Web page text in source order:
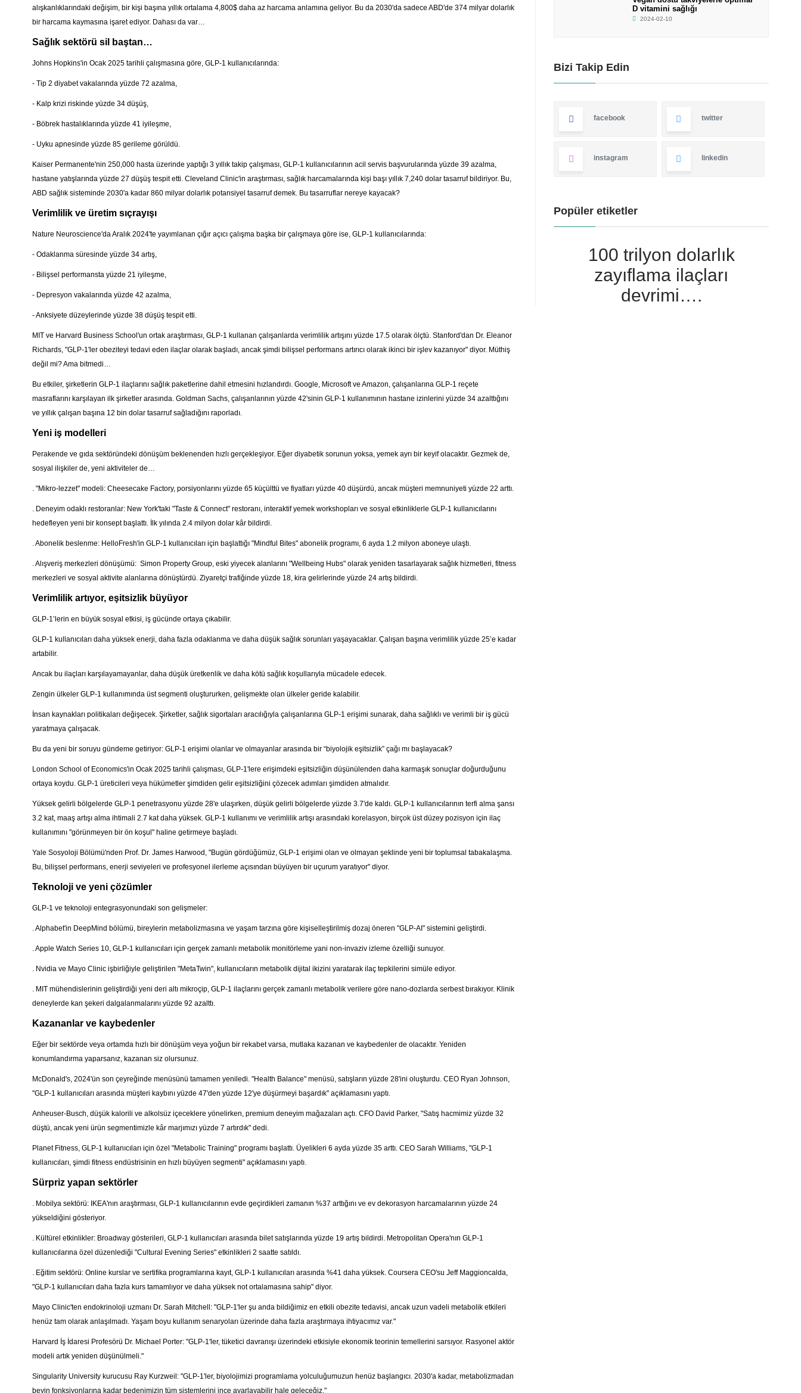
alışkanlıklarındaki değişim, bir kişi başına yıllık ortalama 4,800$ daha az harcama anlamına geliyor. Bu da 2030'da sadece ABD'de 374 milyar dolarlık
bir harcama kaymasına işaret ediyor. Dahası da var…
Sağlık sektörü sil baştan…
Johns Hopkins'in Ocak 2025 tarihli çalışmasına göre, GLP-1 kullanıcılarında:
- Tip 2 diyabet vakalarında yüzde 72 azalma,
- Kalp krizi riskinde yüzde 34 düşüş,
- Böbrek hastalıklarında yüzde 41 iyileşme,
- Uyku apnesinde yüzde 85 gerileme görüldü.
Kaiser Permanente'nin 250,000 hasta üzerinde yaptığı 3 yıllık takip çalışması, GLP-1 kullanıcılarının acil servis başvurularında yüzde 39 azalma,
hastane yatışlarında yüzde 27 düşüş tespit etti. Cleveland Clinic'in araştırması, sağlık harcamalarında kişi başı yıllık 7,240 dolar tasarruf bildiriyor. Bu,
ABD sağlık sisteminde 2030'a kadar 860 milyar dolarlık potansiyel tasarruf demek. Bu tasarruflar nereye kayacak?
Verimlilik ve üretim sıçrayışı
Nature Neuroscience'da Aralık 2024'te yayımlanan çığır açıcı çalışma başka bir çalışmaya göre ise, GLP-1 kullanıcılarında:
- Odaklanma süresinde yüzde 34 artış,
- Bilişsel performansta yüzde 21 iyileşme,
- Depresyon vakalarında yüzde 42 azalma,
- Anksiyete düzeylerinde yüzde 38 düşüş tespit etti.
MIT ve Harvard Business School'un ortak araştırması, GLP-1 kullanan çalışanlarda verimlilik artışını yüzde 17.5 olarak ölçtü. Stanford'dan Dr. Eleanor
Richards, "GLP-1'ler obeziteyi tedavi eden ilaçlar olarak başladı, ancak şimdi bilişsel performans artırıcı olarak ikinci bir işlev kazanıyor" diyor. Müthiş
değil mi? Ama bitmedi…
Bu etkiler, şirketlerin GLP-1 ilaçlarını sağlık paketlerine dahil etmesini hızlandırdı. Google, Microsoft ve Amazon, çalışanlarına GLP-1 reçete
masraflarını karşılayan ilk şirketler arasında. Goldman Sachs, çalışanlarının yüzde 42'sinin GLP-1 kullanımının hastane izinlerini yüzde 34 azalttığını
ve yıllık çalışan başına 12 bin dolar tasarruf sağladığını raporladı.
Yeni iş modelleri
Perakende ve gıda sektöründeki dönüşüm beklenenden hızlı gerçekleşiyor. Eğer diyabetik sorunun yoksa, yemek ayrı bir keyif olacaktır. Gezmek de,
sosyal ilişkiler de, yeni aktiviteler de…
. "Mikro-lezzet" modeli: Cheesecake Factory, porsiyonlarını yüzde 65 küçülttü ve fiyatları yüzde 40 düşürdü, ancak müşteri memnuniyeti yüzde 22 arttı.
. Deneyim odaklı restoranlar: New York'taki "Taste & Connect" restoranı, interaktif yemek workshopları ve sosyal etkinliklerle GLP-1 kullanıcılarını
hedefleyen yeni bir konsept başlattı. İlk yılında 2.4 milyon dolar kâr bildirdi.
. Abonelik beslenme: HelloFresh'in GLP-1 kullanıcıları için başlattığı "Mindful Bites" abonelik programı, 6 ayda 1.2 milyon aboneye ulaştı.
. Alışveriş merkezleri dönüşümü: Simon Property Group, eski yiyecek alanlarını "Wellbeing Hubs" olarak yeniden tasarlayarak sağlık hizmetleri, fitness
merkezleri ve sosyal aktivite alanlarına dönüştürdü. Ziyaretçi trafiğinde yüzde 18, kira gelirlerinde yüzde 24 artış bildirdi.
Verimlilik artıyor, eşitsizlik büyüyor
GLP-1’lerin en büyük sosyal etkisi, iş gücünde ortaya çıkabilir.
GLP-1 kullanıcıları daha yüksek enerji, daha fazla odaklanma ve daha düşük sağlık sorunları yaşayacaklar. Çalışan başına verimlilik yüzde 25’e kadar
artabilir.
Ancak bu ilaçları karşılayamayanlar, daha düşük üretkenlik ve daha kötü sağlık koşullarıyla mücadele edecek.
Zengin ülkeler GLP-1 kullanımında üst segmenti oluştururken, gelişmekte olan ülkeler geride kalabilir.
İnsan kaynakları politikaları değişecek. Şirketler, sağlık sigortaları aracılığıyla çalışanlarına GLP-1 erişimi sunarak, daha sağlıklı ve verimli bir iş gücü
yaratmaya çalışacak.
Bu da yeni bir soruyu gündeme getiriyor: GLP-1 erişimi olanlar ve olmayanlar arasında bir “biyolojik eşitsizlik” çağı mı başlayacak?
London School of Economics'in Ocak 2025 tarihli çalışması, GLP-1'lere erişimdeki eşitsizliğin düşünülenden daha karmaşık sonuçlar doğurduğunu
ortaya koydu. GLP-1 üreticileri veya hükümetler şimdiden gelir eşitsizliğini çözecek adımları şimdiden atmalıdır.
Yüksek gelirli bölgelerde GLP-1 penetrasyonu yüzde 28'e ulaşırken, düşük gelirli bölgelerde yüzde 3.7'de kaldı. GLP-1 kullanıcılarının terfi alma şansı
3.2 kat, maaş artışı alma ihtimali 2.7 kat daha yüksek. GLP-1 kullanımı ve verimlilik artışı arasındaki korelasyon, birçok üst düzey pozisyon için ilaç
kullanımını "görünmeyen bir ön koşul" haline getirmeye başladı.
Yale Sosyoloji Bölümü'nden Prof. Dr. James Harwood, "Bugün gördüğümüz, GLP-1 erişimi olan ve olmayan şeklinde yeni bir toplumsal tabakalaşma.
Bu, bilişsel performans, enerji seviyeleri ve profesyonel ilerleme açısından büyüyen bir uçurum yaratıyor" diyor.
Teknoloji ve yeni çözümler
GLP-1 ve teknoloji entegrasyonundaki son gelişmeler:
. Alphabet'in DeepMind bölümü, bireylerin metabolizmasına ve yaşam tarzına göre kişiselleştirilmiş dozaj öneren "GLP-AI" sistemini geliştirdi.
. Apple Watch Series 10, GLP-1 kullanıcıları için gerçek zamanlı metabolik monitörleme yani non-invaziv izleme özelliği sunuyor.
. Nvidia ve Mayo Clinic işbirliğiyle geliştirilen "MetaTwin", kullanıcıların metabolik dijital ikizini yaratarak ilaç tepkilerini simüle ediyor.
. MIT mühendislerinin geliştirdiği yeni deri altı mikroçip, GLP-1 ilaçlarını gerçek zamanlı metabolik verilere göre nano-dozlarda serbest bırakıyor. Klinik
deneylerde kan şekeri dalgalanmalarını yüzde 92 azalttı.
Kazananlar ve kaybedenler
Eğer bir sektörde veya ortamda hızlı bir dönüşüm veya yoğun bir rekabet varsa, mutlaka kazanan ve kaybedenler de olacaktır. Yeniden
konumlandırma yaparsanız, kazanan siz olursunuz.
McDonald's, 2024'ün son çeyreğinde menüsünü tamamen yeniledi. "Health Balance" menüsü, satışların yüzde 28'ini oluşturdu. CEO Ryan Johnson,
"GLP-1 kullanıcıları arasında müşteri kaybını yüzde 47'den yüzde 12'ye düşürmeyi başardık" açıklamasını yaptı.
Anheuser-Busch, düşük kalorili ve alkolsüz içeceklere yönelirken, premium deneyim mağazaları açtı. CFO David Parker, "Satış hacmimiz yüzde 32
düştü, ancak yeni ürün segmentimizle kâr marjımızı yüzde 7 artırdık" dedi.
Planet Fitness, GLP-1 kullanıcıları için özel "Metabolic Training" programı başlattı. Üyelikleri 6 ayda yüzde 35 arttı. CEO Sarah Williams, "GLP-1
kullanıcıları, şimdi fitness endüstrisinin en hızlı büyüyen segmenti" açıklamasını yaptı.
Sürpriz yapan sektörler
. Mobilya sektörü: IKEA'nın araştırması, GLP-1 kullanıcılarının evde geçirdikleri zamanın %37 arttığını ve ev dekorasyon harcamalarının yüzde 24
yükseldiğini gösteriyor.
. Kültürel etkinlikler: Broadway gösterileri, GLP-1 kullanıcıları arasında bilet satışlarında yüzde 19 artış bildirdi. Metropolitan Opera'nın GLP-1
kullanıcılarına özel düzenlediği "Cultural Evening Series" etkinlikleri 2 saatte satıldı.
. Eğitim sektörü: Online kurslar ve sertifika programlarına kayıt, GLP-1 kullanıcıları arasında %41 daha yüksek. Coursera CEO'su Jeff Maggioncalda,
"GLP-1 kullanıcıları daha fazla kurs tamamlıyor ve daha yüksek not ortalamasına sahip" diyor.
Mayo Clinic'ten endokrinoloji uzmanı Dr. Sarah Mitchell: "GLP-1'ler şu anda bildiğimiz en etkili obezite tedavisi, ancak uzun vadeli metabolik etkileri
henüz tam olarak anlaşılmadı. Yaşam boyu kullanım senaryoları üzerinde daha fazla araştırmaya ihtiyacımız var."
Harvard İş İdaresi Profesörü Dr. Michael Porter: "GLP-1'ler, tüketici davranışı üzerindeki etkisiyle ekonomik teorinin temellerini sarsıyor. Rasyonel aktör
modeli artık yeniden düşünülmeli."
Singularity University kurucusu Ray Kurzweil: "GLP-1'ler, biyolojimizi programlama yolculuğumuzun henüz başlangıcı. 2030'a kadar, metabolizmadan
beyin fonksiyonlarına kadar bedenimizin tüm sistemlerini ince ayarlayabilir hale geleceğiz."
D vitamini sağlığı
2024-02-10
Bizi Takip Edin
facebook twitter
instagram linkedin
Popüler etiketler
100 trilyon dolarlık
zayıflama ilaçları
devrimi….